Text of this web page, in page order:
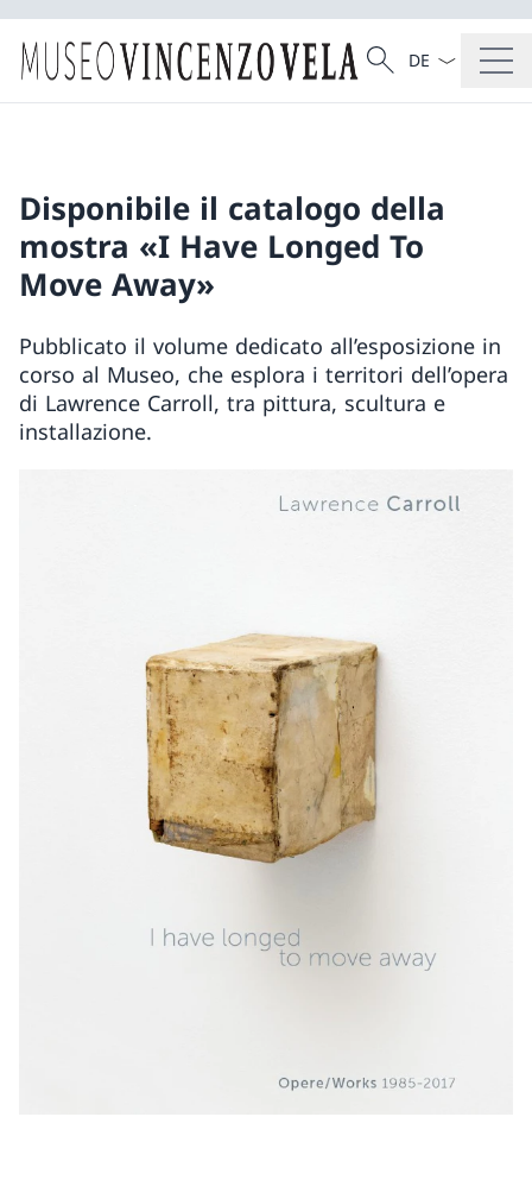
Suche
Suche
Sprach
Disponibile il catalogo della
mostra «I Have Longed To
Move Away»
Pubblicato il volume dedicato all’esposizione in
corso al Museo, che esplora i territori dell’opera
di Lawrence Carroll, tra pittura, scultura e
installazione.